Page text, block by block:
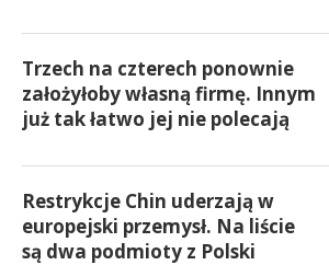
Trzech na czterech ponownie
założyłoby własną firmę. Innym
już tak łatwo jej nie polecają
Restrykcje Chin uderzają w
europejski przemysł. Na liście
są dwa podmioty z Polski